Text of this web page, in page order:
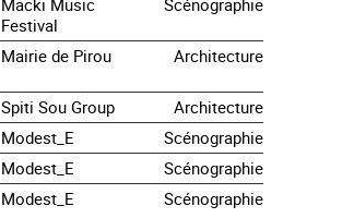
Macki Music
Festival
Scénographie
Mairie de Pirou Architecture
Spiti Sou Group
Architecture
Modest_E
Scénographie
Modest_E
Scénographie
Modest_E Scénographie